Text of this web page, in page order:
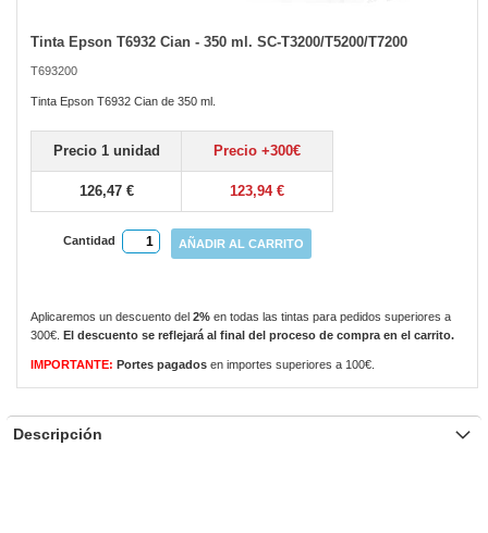
Tinta Epson T6932 Cian - 350 ml. SC-T3200/T5200/T7200
T693200
Tinta Epson T6932 Cian de 350 ml.
Precio 1 unidad Precio +300€
126,47 € 123,94 €
Cantidad AÑADIR AL CARRITO
Aplicaremos un descuento del 2% en todas las tintas para pedidos superiores a
300€.
El descuento se reflejará al final del proceso de compra en el carrito.
IMPORTANTE: Portes pagados en importes superiores a 100€.
Skip
the
beginning
the
images
gallery
Descripción